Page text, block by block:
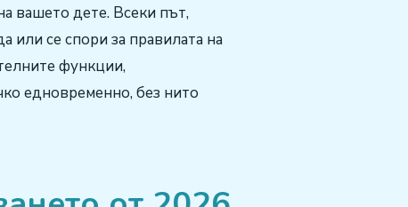
вашето дете. Всеки път,
или се спори за правилата на
функции,
едновременно, без нито